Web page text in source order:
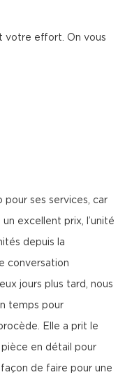
votre effort. On vous
pour ses services, car
excellent prix, l’unité
depuis la
conversation
jours plus tard, nous
temps pour
Elle a prit le
en détail pour
de faire pour une